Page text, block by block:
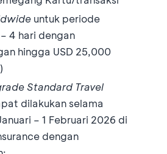
untuk periode
4 hari dengan
hingga USD 25,000
)
Standard Travel
dilakukan selama
– 1 Februari 2026 di
dengan